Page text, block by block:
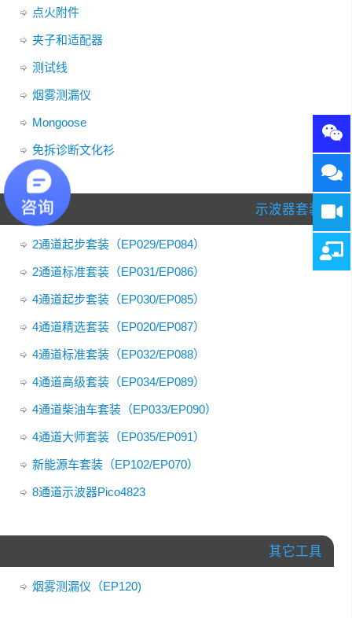
点火附件
夹子和适配器
测试线
烟雾测漏仪
Mongoose
免拆诊断文化衫
示波器套装
2通道起步套装（EP029/EP084）
2通道标准套装（EP031/EP086）
4通道起步套装（EP030/EP085）
4通道精选套装（EP020/EP087）
4通道标准套装（EP032/EP088）
4通道高级套装（EP034/EP089）
4通道柴油车套装（EP033/EP090）
4通道大师套装（EP035/EP091）
新能源车套装（EP102/EP070）
8通道示波器Pico4823
其它工具
烟雾测漏仪（EP120)